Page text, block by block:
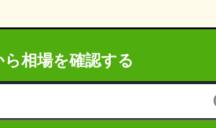
相場を確認する